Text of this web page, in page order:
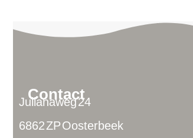
Contact
Julianaweg 24
6862 ZP Oosterbeek